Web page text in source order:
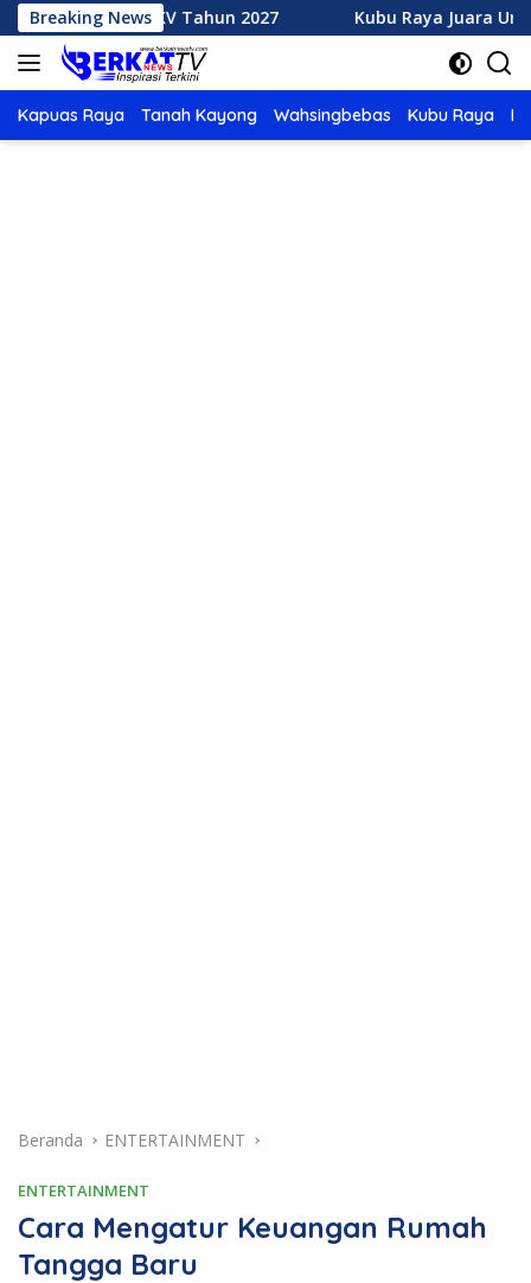
Langsung
ke
konten
Breaking News
XXXV Tahun 2027 Kubu Raya Juara Umum MTQ
Kapuas Raya Tanah Kayong Wahsingbebas Kubu Raya
Beranda ENTERTAINMENT
ENTERTAINMENT
Cara Mengatur Keuangan Rumah
Tangga Baru